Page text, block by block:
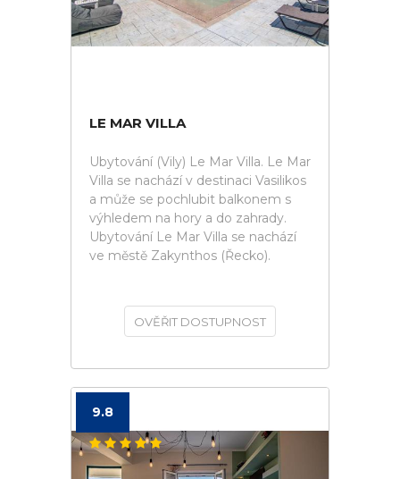
LE MAR VILLA
Ubytování (Vily) Le Mar Villa. Le Mar
Villa se nachází v destinaci Vasilikos
a může se pochlubit balkonem s
výhledem na hory a do zahrady.
Ubytování Le Mar Villa se nachází
ve městě Zakynthos (Řecko).
OVĚŘIT DOSTUPNOST
9.8